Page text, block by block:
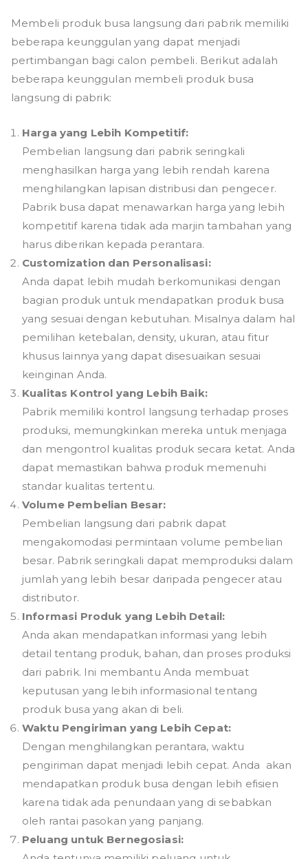
Membeli produk busa langsung dari pabrik memiliki
beberapa keunggulan yang dapat menjadi
pertimbangan bagi calon pembeli. Berikut adalah
beberapa keunggulan membeli produk busa
langsung di pabrik:
Harga yang Lebih Kompetitif:
Pembelian langsung dari pabrik seringkali
menghasilkan harga yang lebih rendah karena
menghilangkan lapisan distribusi dan pengecer.
Pabrik busa dapat menawarkan harga yang lebih
kompetitif karena tidak ada marjin tambahan yang
harus diberikan kepada perantara.
Customization dan Personalisasi:
Anda dapat lebih mudah berkomunikasi dengan
bagian produk untuk mendapatkan produk busa
yang sesuai dengan kebutuhan. Misalnya dalam hal
pemilihan ketebalan, density, ukuran, atau fitur
khusus lainnya yang dapat disesuaikan sesuai
keinginan Anda.
Kualitas Kontrol yang Lebih Baik:
Pabrik memiliki kontrol langsung terhadap proses
produksi, memungkinkan mereka untuk menjaga
dan mengontrol kualitas produk secara ketat. Anda
dapat memastikan bahwa produk memenuhi
standar kualitas tertentu.
Volume Pembelian Besar:
Pembelian langsung dari pabrik dapat
mengakomodasi permintaan volume pembelian
besar. Pabrik seringkali dapat memproduksi dalam
jumlah yang lebih besar daripada pengecer atau
distributor.
Informasi Produk yang Lebih Detail:
Anda akan mendapatkan informasi yang lebih
detail tentang produk, bahan, dan proses produksi
dari pabrik. Ini membantu Anda membuat
keputusan yang lebih informasional tentang
produk busa yang akan di beli.
Waktu Pengiriman yang Lebih Cepat:
Dengan menghilangkan perantara, waktu
pengiriman dapat menjadi lebih cepat. Anda akan
mendapatkan produk busa dengan lebih efisien
karena tidak ada penundaan yang di sebabkan
oleh rantai pasokan yang panjang.
Peluang untuk Bernegosiasi: